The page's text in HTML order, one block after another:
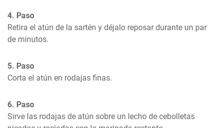
4. Paso
Retira el atún de la sartén y déjalo reposar durante un par
de minutos.
5. Paso
Corta el atún en rodajas finas.
6. Paso
Sirve las rodajas de atún sobre un lecho de cebolletas